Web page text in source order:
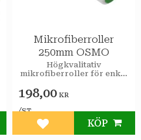
Mikrofiberroller
250mm OSMO
​Högkvalitativ
mikrofiberroller för enkel
Osmo Hårdvaxolja med
och utan pigment eller
198,00 KR
/ST
Lägg till i favoriter
KÖP